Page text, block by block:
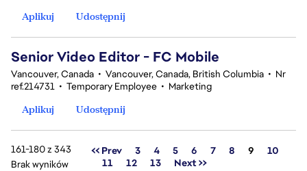
Aplikuj
Udostępnij
Senior Video Editor - FC Mobile
Vancouver, Canada • Vancouver, Canada, British Columbia • Nr
ref.214731 • Temporary Employee • Marketing
Aplikuj
Udostępnij
161-180 z 343
Brak wyników
<< Prev 3 4 5 6 7 8 Strona
9
10
11
12 13 Next >>